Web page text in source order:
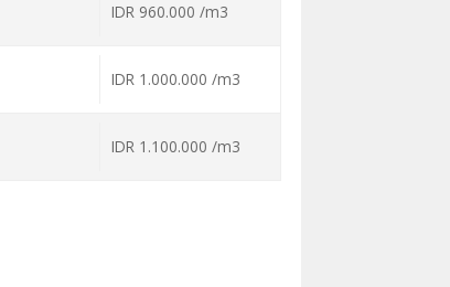
IDR 960.000 /m3
IDR 1.000.000 /m3
IDR 1.100.000 /m3